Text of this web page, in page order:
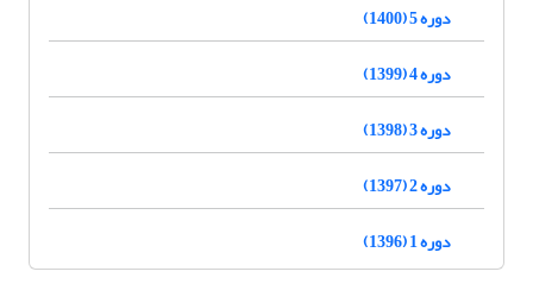
دوره 5 (1400)
دوره 4 (1399)
دوره 3 (1398)
دوره 2 (1397)
دوره 1 (1396)